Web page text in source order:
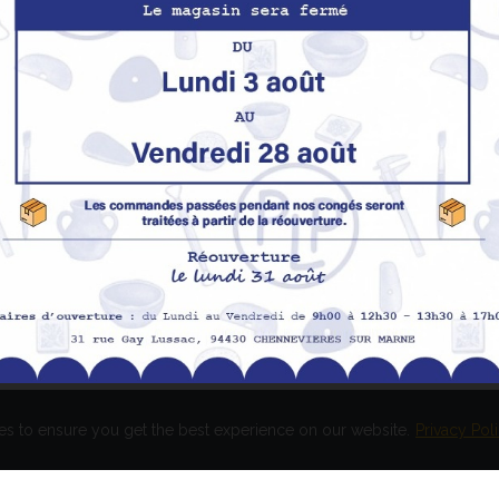
Nos produits
Promotions
Nouveaux produits
Meilleures ventes
to ensure you get the best experience on our website. Privacy